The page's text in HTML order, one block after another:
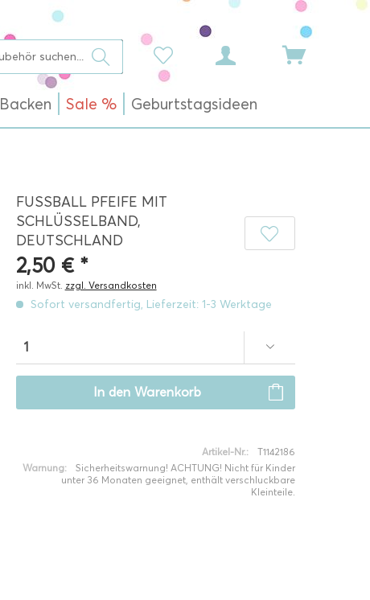
Backen Sale % Geburtstagsideen
FUSSBALL PFEIFE MIT
SCHLÜSSELBAND,
DEUTSCHLAND
2,50 € *
inkl. MwSt. zzgl. Versandkosten
Sofort versandfertig, Lieferzeit: 1-3 Werktage
In den Warenkorb
Artikel-Nr.:
T1142186
Warnung:
Sicherheitswarnung! ACHTUNG! Nicht für Kinder
unter 36 Monaten geeignet, enthält verschluckbare
Kleinteile.